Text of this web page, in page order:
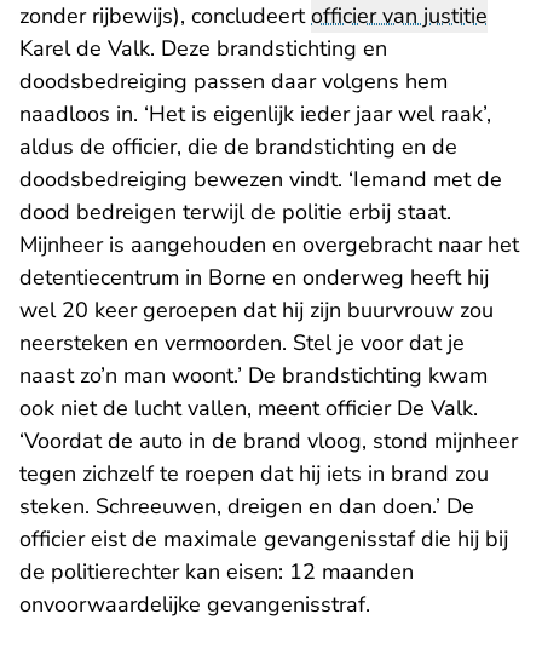
zonder rijbewijs), concludeertofficier van justitie
Karel de Valk. Deze brandstichting en
doodsbedreiging passen daar volgens hem
naadloos in. ‘Het is eigenlijk ieder jaar wel raak’,
aldus de officier, die de brandstichting en de
doodsbedreiging bewezen vindt. ‘Iemand met de
dood bedreigen terwijl de politie erbij staat.
Mijnheer is aangehouden en overgebracht naar het
detentiecentrum in Borne en onderweg heeft hij
wel 20 keer geroepen dat hij zijn buurvrouw zou
neersteken en vermoorden. Stel je voor dat je
naast zo’n man woont.’ De brandstichting kwam
ook niet de lucht vallen, meent officier De Valk.
‘Voordat de auto in de brand vloog, stond mijnheer
tegen zichzelf te roepen dat hij iets in brand zou
steken. Schreeuwen, dreigen en dan doen.’ De
officier eist de maximale gevangenisstaf die hij bij
de politierechter kan eisen: 12 maanden
onvoorwaardelijke gevangenisstraf.